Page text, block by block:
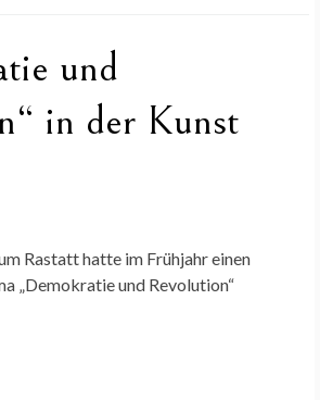
und
in der Kunst
Rastatt hatte im Frühjahr einen
„Demokratie und Revolution“